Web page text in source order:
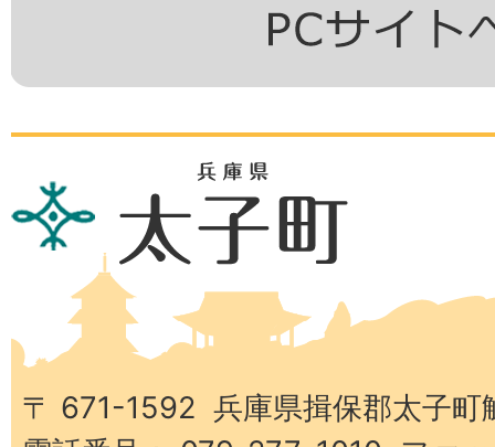
兵
庫
子
町
〒 671-1592 兵庫県揖保郡太子町